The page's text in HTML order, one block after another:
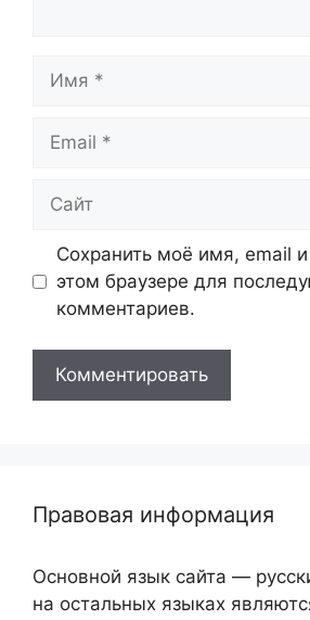
Сохранить моё имя, email
этом браузере для
комментариев.
Правовая информация
Основной язык сайта —
на остальных языках